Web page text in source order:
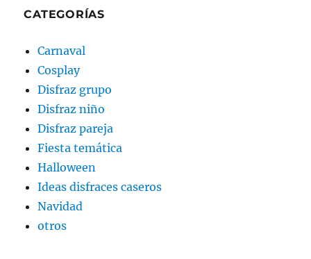
CATEGORÍAS
Carnaval
Cosplay
Disfraz grupo
Disfraz niño
Disfraz pareja
Fiesta temática
Halloween
Ideas disfraces caseros
Navidad
otros